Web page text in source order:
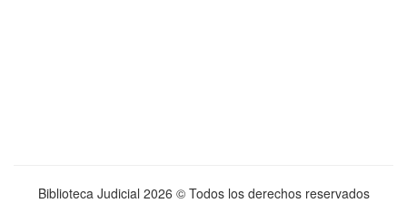
Biblioteca Judicial 2026 © Todos los derechos reservados